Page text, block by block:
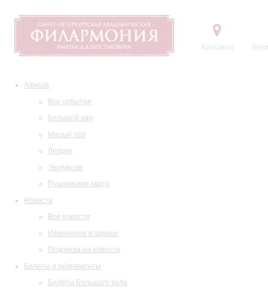
Контакты
Афиша
Все события
Большой зал
Малый зал
Лекции
Экскурсии
Пушкинская карта
Новости
Все новости
Изменения в афише
Подписка на новости
Билеты и абонементы
Билеты Большого зала